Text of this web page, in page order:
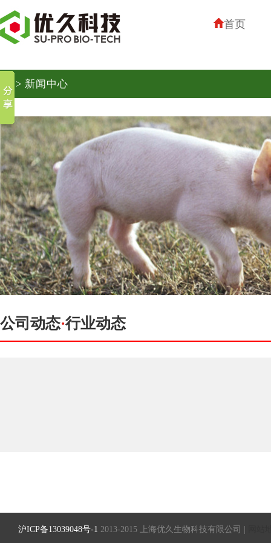
首页
> 新闻中心
公司动态·行业动态
沪ICP备13039048号-1 2013-2015 上海优久生物科技有限公司 |